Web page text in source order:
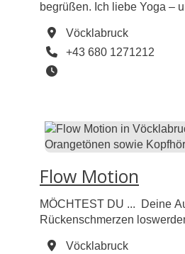
begrüßen. Ich liebe Yoga –
Vöcklabruck
Telefon
+43 680 1271212
Flow Motion
MÖCHTEST DU ... Deine
Rückenschmerzen
Vöcklabruck